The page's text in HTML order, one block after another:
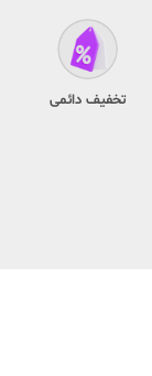
تخفیف دائمی